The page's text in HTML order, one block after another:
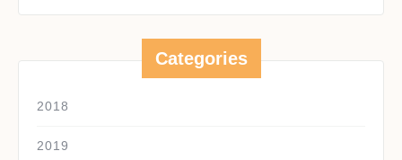
Categories
2018
2019